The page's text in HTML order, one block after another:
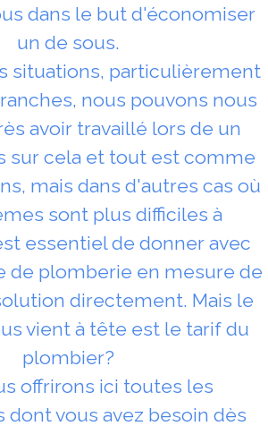
dans le but d'économiser
un de sous.
situations, particulièrement
nous pouvons nous
avoir travaillé lors de un
sur cela et tout est comme
mais dans d'autres cas où
sont plus difficiles à
essentiel de donner avec
de plomberie en mesure de
directement. Mais le
vient à tête est le tarif du
plombier?
offrirons ici toutes les
dont vous avez besoin dès